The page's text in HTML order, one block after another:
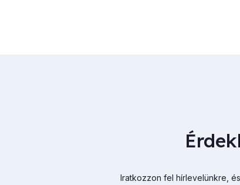
Iratkozzon fel hírlevelünkre,